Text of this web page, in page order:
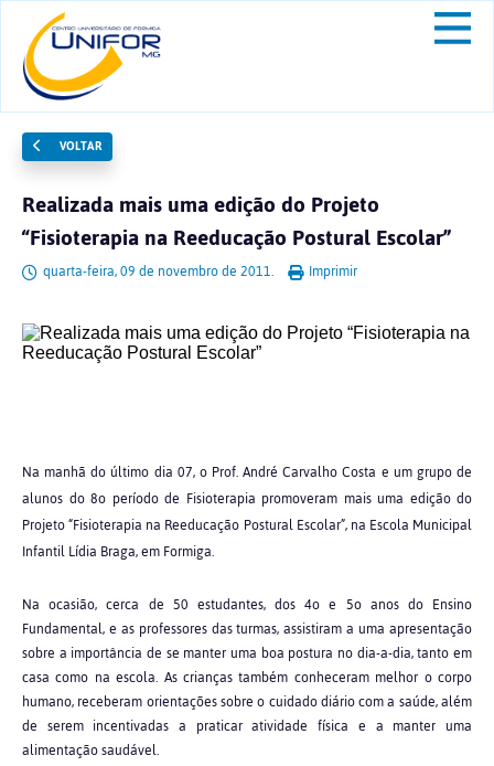
VOLTAR
Realizada mais uma edição do Projeto
“Fisioterapia na Reeducação Postural Escolar”
quarta-feira, 09 de novembro de 2011. Imprimir
Na manhã do último dia 07, o Prof. André Carvalho Costa e um grupo de
alunos do 8o período de Fisioterapia promoveram mais uma edição do
Projeto “Fisioterapia na Reeducação Postural Escolar”, na Escola Municipal
Infantil Lídia Braga, em Formiga.
Na ocasião, cerca de 50 estudantes, dos 4o e 5o anos do Ensino
Fundamental, e as professores das turmas, assistiram a uma apresentação
sobre a importância de se manter uma boa postura no dia-a-dia, tanto em
casa como na escola. As crianças também conheceram melhor o corpo
humano, receberam orientações sobre o cuidado diário com a saúde, além
de serem incentivadas a praticar atividade física e a manter uma
alimentação saudável.